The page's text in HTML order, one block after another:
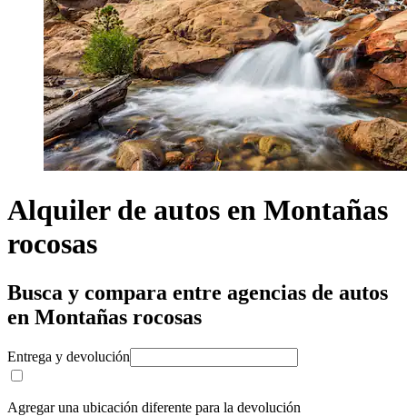
Alquiler de autos en Montañas
rocosas
Busca y compara entre agencias de autos
en Montañas rocosas
Entrega y devolución
Agregar una ubicación diferente para la devolución